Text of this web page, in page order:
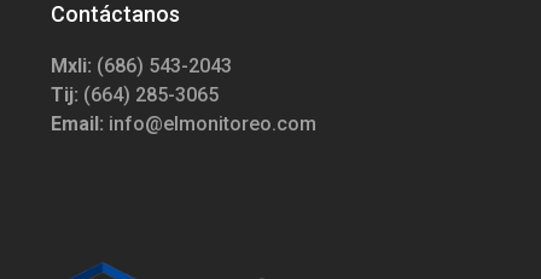
Contáctanos
Mxli: (686) 543-2043
Tij: (664) 285-3065
Email: info@elmonitoreo.com